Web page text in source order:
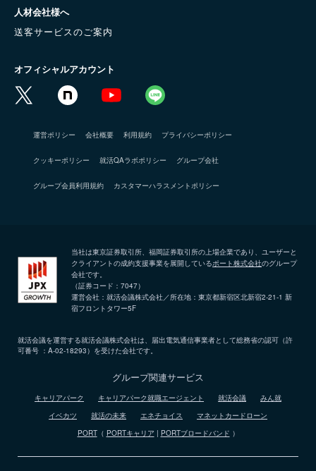
人材会社様へ
送客サービスのご案内
オフィシャルアカウント
運営ポリシー 会社概要 利用規約 プライバシーポリシー
クッキーポリシー 就活QAラボポリシー グループ会社
グループ会員利用規約 カスタマーハラスメントポリシー
当社は東京証券取引所、福岡証券取引所の上場企業であり、ユーザーと
クライアントの成約支援事業を展開しているポート株式会社のグループ
会社です。
（証券コード：7047）
運営会社：就活会議株式会社／所在地：東京都新宿区北新宿2-21-1 新
宿フロントタワー5F
就活会議を運営する就活会議株式会社は、届出電気通信事業者として総務省の認可（許
可番号 ：A-02-18293）を受けた会社です。